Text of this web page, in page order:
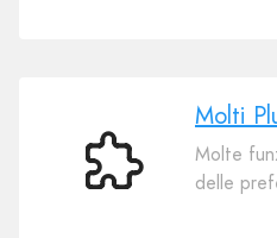
Molti
Molti
Molte
delle